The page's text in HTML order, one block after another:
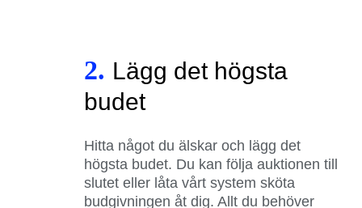
2. Lägg det högsta
budet
Hitta något du älskar och lägg det
högsta budet. Du kan följa auktionen till
slutet eller låta vårt system sköta
budgivningen åt dig. Allt du behöver